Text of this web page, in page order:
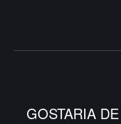
GOSTARIA